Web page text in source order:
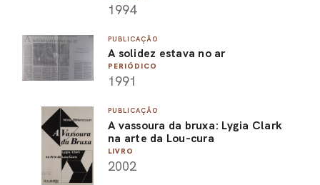
1994
PUBLICAÇÃO
A solidez estava no ar
PERIÓDICO
1991
PUBLICAÇÃO
A vassoura da bruxa: Lygia Clark
na arte da Lou-cura
LIVRO
2002